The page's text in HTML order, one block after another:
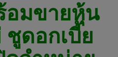
อมขายหุ้น
ดอกเบี้ย